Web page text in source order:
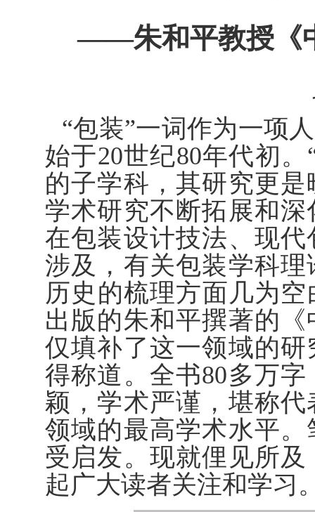
——朱和平教授《
“包装”一词作为一项
始于20世纪80年代初
的子学科，其研究更
学术研究不断拓展和
在包装设计技法、现
涉及，有关包装学科
历史的梳理方面几为
出版的朱和平撰著的
仅填补了这一领域的
得称道。全书80多万
颖，学术严谨，堪称
领域的最高学术水平
受启发。现就俚见所
起广大读者关注和学习